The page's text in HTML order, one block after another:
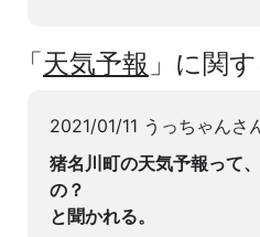
「天気予報 」に関
2021/01/11 うっちゃんさ
猪名川町の天気予報って
の？
と聞かれる。